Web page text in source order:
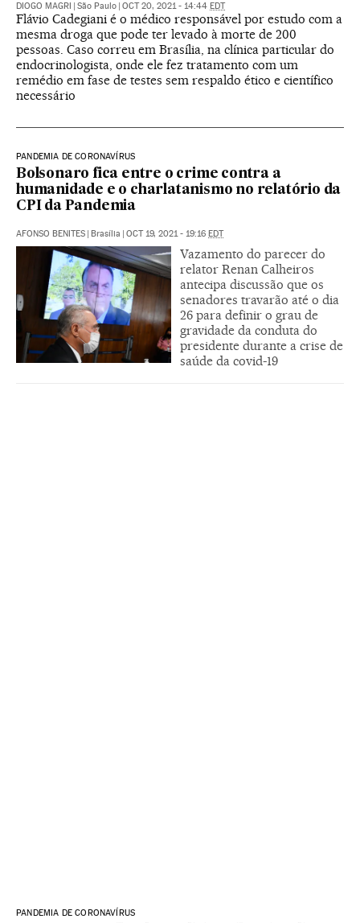
DIOGO MAGRI São Paulo OCT 20, 2021 - 14:44 EDT
Flávio Cadegiani é o médico responsável por estudo com a
mesma droga que pode ter levado à morte de 200
pessoas. Caso correu em Brasília, na clínica particular do
endocrinologista, onde ele fez tratamento com um
remédio em fase de testes sem respaldo ético e científico
necessário
PANDEMIA DE CORONAVÍRUS
Bolsonaro fica entre o crime contra a
humanidade e o charlatanismo no relatório da
CPI da Pandemia
AFONSO BENITES Brasília OCT 19, 2021 - 19:16 EDT
Vazamento do parecer do
relator Renan Calheiros
antecipa discussão que os
senadores travarão até o dia
26 para definir o grau de
gravidade da conduta do
presidente durante a crise de
saúde da covid-19
PANDEMIA DE CORONAVÍRUS